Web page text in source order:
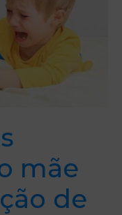
mãe
de